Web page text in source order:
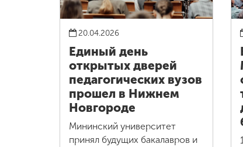
20.04.2026
Единый день
открытых дверей
педагогических вузов
прошел в Нижнем
Новгороде
Мининский университет
принял будущих бакалавров и